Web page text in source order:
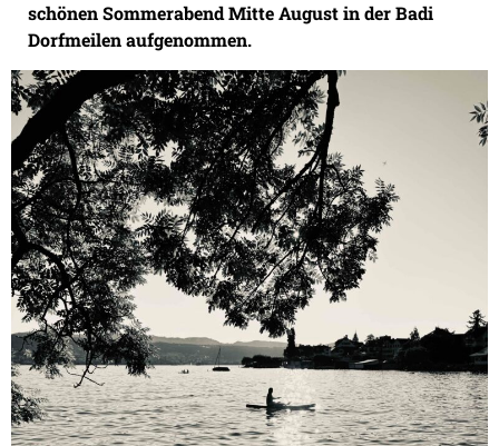
schönen Sommerabend Mitte August in der Badi
Dorfmeilen aufgenommen.